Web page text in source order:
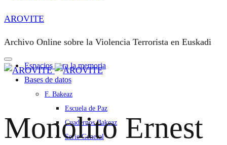
AROVITE
Archivo Online sobre la Violencia Terrorista en Euskadi
Espacios para la memoria
Bases de datos
F. Bakeaz
Escuela de Paz
Cuadernos Bakeaz
Serie General
Monolito Ernest